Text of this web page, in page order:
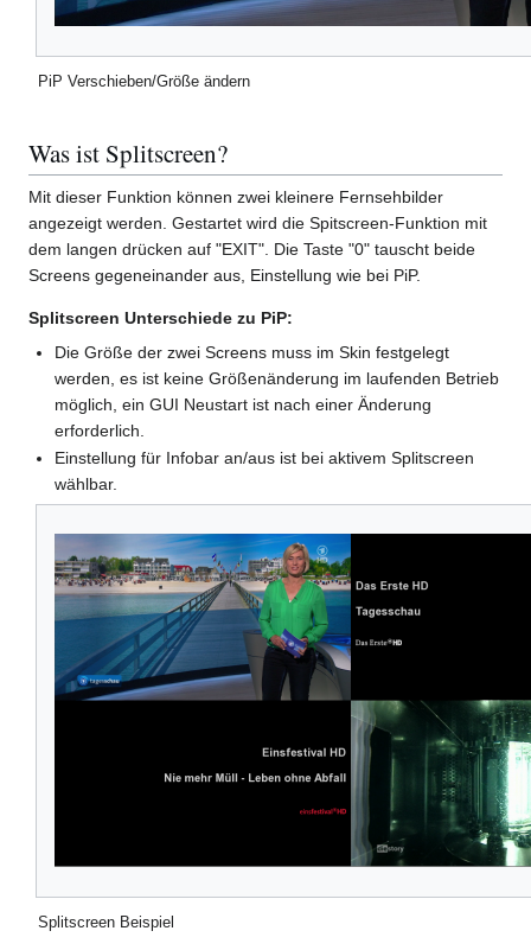
PiP Verschieben/Größe ändern
Was ist Splitscreen?
Mit dieser Funktion können zwei kleinere Fernsehbilder
angezeigt werden. Gestartet wird die Spitscreen-Funktion mit
dem langen drücken auf "EXIT". Die Taste "0" tauscht beide
Screens gegeneinander aus, Einstellung wie bei PiP.
Splitscreen Unterschiede zu PiP:
Die Größe der zwei Screens muss im Skin festgelegt
werden, es ist keine Größenänderung im laufenden Betrieb
möglich, ein GUI Neustart ist nach einer Änderung
erforderlich.
Einstellung für Infobar an/aus ist bei aktivem Splitscreen
wählbar.
Splitscreen Beispiel